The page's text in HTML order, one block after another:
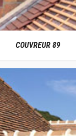
COUVREUR 89